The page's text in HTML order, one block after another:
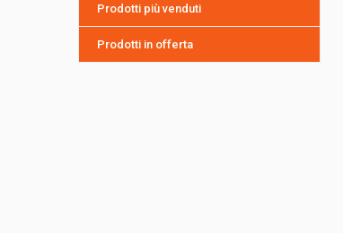
Prodotti più venduti
Prodotti in offerta